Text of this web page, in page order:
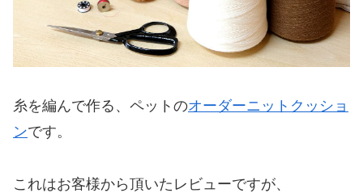
糸を編んで作る、ペットのオーダーニットクッショ
ンです。
これはお客様から頂いたレビューですが、